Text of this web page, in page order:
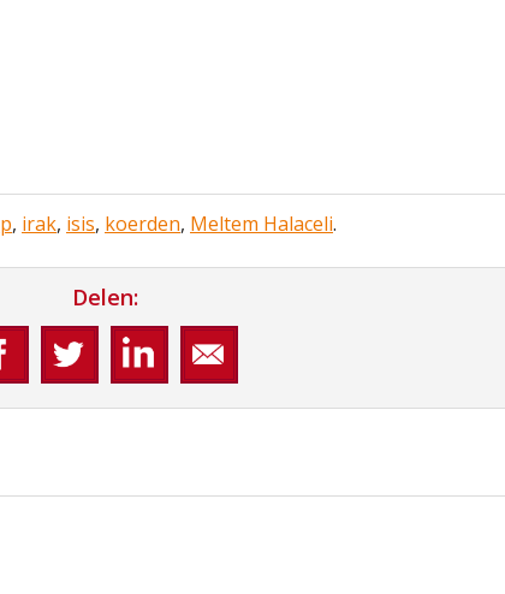
, irak, isis, koerden, Meltem Halaceli.
Delen: